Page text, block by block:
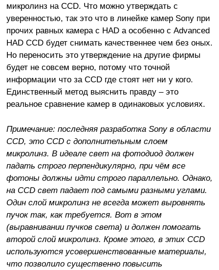
микролинз на CCD. Что можно утверждать с
уверенностью, так это что в линейке камер Sony при
прочих равных камера с HAD а особенно с Advanced
HAD CCD будет снимать качественнее чем без оных.
Но переносить это утверждение на другие фирмы
будет не совсем верно, потому что точной
информации что за CCD где стоят нет ни у кого.
Единственный метод выяснить правду – это
реальное сравнение камер в одинаковых условиях.
Примечание: последняя разработка Sony в области
CCD, это CCD с дополнительным слоем
микролинз. В идеале свет на фотодиод должен
падать строго перпендикулярно, при чём все
фотоны должны идти строго параллельно. Однако,
на CCD свет падает под самыми разными углами.
Один слой микролинз не всегда может выровнять
пучок так, как требуется. Вот в этом
(выравнивании пучков света) и должен помогать
второй слой микролинз. Кроме этого, в этих CCD
используются усовершенствованные материалы,
что позволило существенно повысить